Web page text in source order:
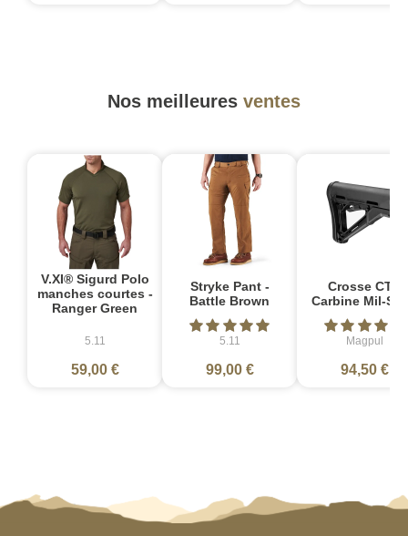
Nos meilleures ventes
V.XI® Sigurd Polo
manches courtes -
Ranger Green
5.11
59,00 €
Stryke Pant -
Battle Brown
5.11
99,00 €
Crosse CTR
Carbine Mil-
Magpul
94,50 €